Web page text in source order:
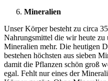
Mineralien
Unser Körper besteht zu circa
Nahrungsmittel die wir heute zu
Mineralien mehr. Die heutigen
bestehen höchsten aus sieben
damit die Pflanzen schön groß
egal. Fehlt nur eines der